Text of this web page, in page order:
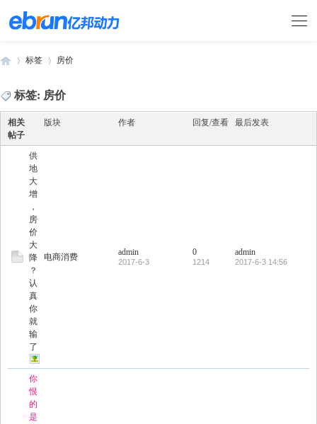
›
标签
›
房价
标签: 房价
相关
帖子
版块 作者 回复/查看 最后发表
供
地
大
增
，
房
价
大
降
？
认
真
你
就
输
了
电商消费 admin
2017-6-3
0
1214
admin
2017-6-3 14:56
你
恨
的
是